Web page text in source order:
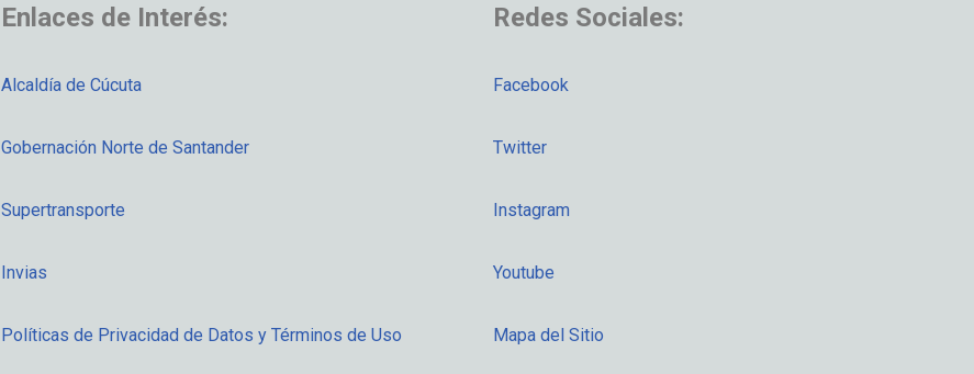
Enlaces de Interés:
Alcaldía de Cúcuta
Gobernación Norte de Santander
Supertransporte
Invias
Políticas de Privacidad de Datos y Términos de Uso
Redes Sociales:
Facebook
Twitter
Instagram
Youtube
Mapa del Sitio